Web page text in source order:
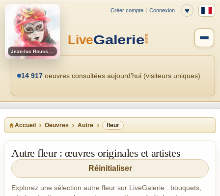
14 917 oeuvres consultées aujourd’hui (visiteurs uniques)
Accueil Oeuvres Autre fleur
Autre fleur : œuvres originales et artistes
Réinitialiser
Explorez une sélection autre fleur sur LiveGalerie : bouquets,